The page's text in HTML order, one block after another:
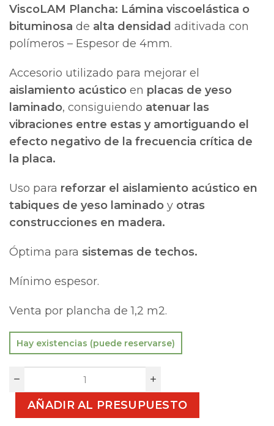
ViscoLAM Plancha: Lámina viscoelástica o
bituminosa de alta densidad aditivada con
polímeros – Espesor de 4mm.
Accesorio utilizado para mejorar el
aislamiento acústico en placas de yeso
laminado, consiguiendo atenuar las
vibraciones entre estas y amortiguando el
efecto negativo de la frecuencia crítica de
la placa.
Uso para reforzar el aislamiento acústico en
tabiques de yeso laminado y otras
construcciones en madera.
Óptima para sistemas de techos.
Mínimo espesor.
Venta por plancha de 1,2 m2.
Hay existencias (puede reservarse)
AÑADIR AL PRESUPUESTO